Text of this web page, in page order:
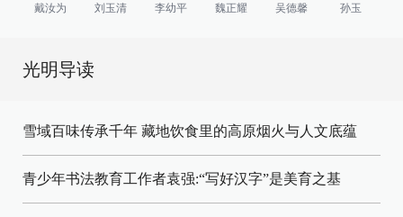
戴汝为
刘玉清 李幼平 魏正耀 吴德馨 孙玉
光明导读
雪域百味传承千年 藏地饮食里的高原烟火与人文底蕴
青少年书法教育工作者袁强:“写好汉字”是美育之基